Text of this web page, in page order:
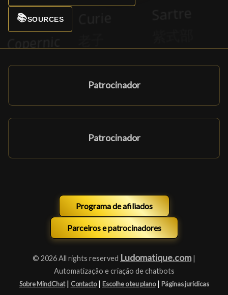
📚SOURCES
Patrocinador
Patrocinador
Programa de afiliados
Parceiros e patrocinadores
© 2026 All rights reserved Ludomatique.com |
Automatização e criação de chatbots
Sobre MindChat | Contacto | Escolhe o teu plano | Páginas jurídicas